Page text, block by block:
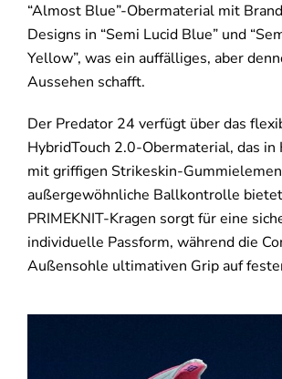
“Almost Blue”-Obermaterial mit
Designs in “Semi Lucid Blue” und
Yellow”, was ein auffälliges, aber
Aussehen schafft.
Der Predator 24 verfügt über das
HybridTouch 2.0-Obermaterial, das in
mit griffigen Strikeskin-
außergewöhnliche Ballkontrolle
PRIMEKNIT-Kragen sorgt für eine
individuelle Passform, während die
Außensohle ultimativen Grip auf